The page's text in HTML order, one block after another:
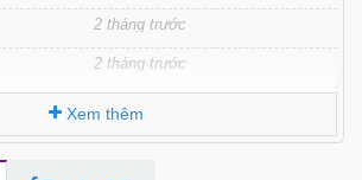
2 tháng trước
2 tháng trước
2 tháng trước
Xem thêm